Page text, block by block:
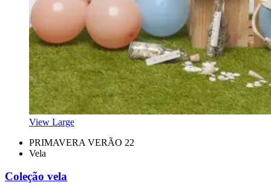
View Large
PRIMAVERA VERÃO 22
Vela
Coleção vela